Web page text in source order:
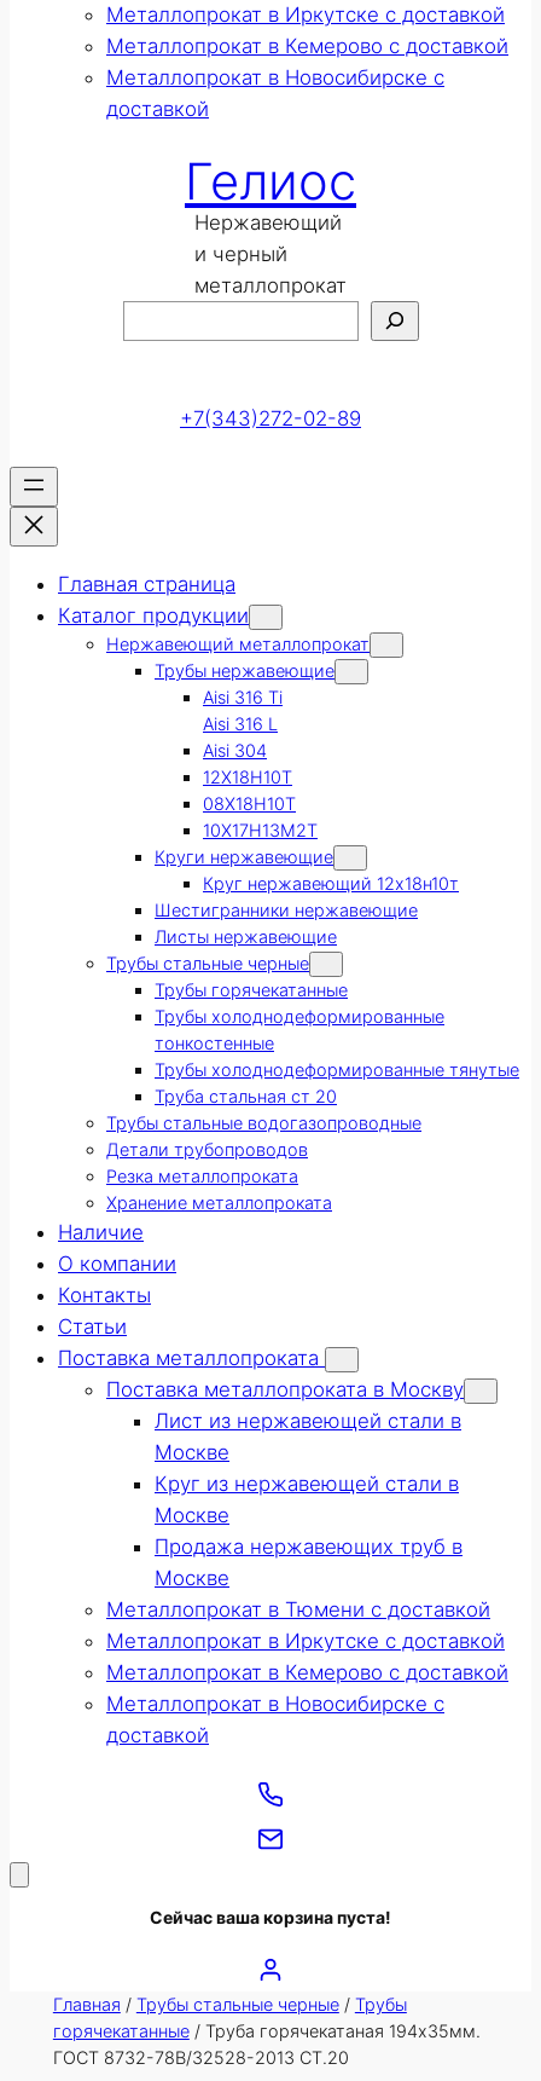
Металлопрокат в Иркутске с доставкой
Металлопрокат в Кемерово с доставкой
Металлопрокат в Новосибирске с
доставкой
Гелиос
Нержавеющий
и черный
металлопрокат
+7(343)272-02-89
Главная страница
Каталог продукции
Нержавеющий металлопрокат
Трубы нержавеющие
Aisi 316 Ti
Aisi 316 L
Aisi 304
12Х18Н10Т
08Х18Н10Т
10Х17Н13М2Т
Круги нержавеющие
Круг нержавеющий 12х18н10т
Шестигранники нержавеющие
Листы нержавеющие
Трубы стальные черные
Трубы горячекатанные
Трубы холоднодеформированные
тонкостенные
Трубы холоднодеформированные тянутые
Труба стальная ст 20
Трубы стальные водогазопроводные
Детали трубопроводов
Резка металлопроката
Хранение металлопроката
Наличие
О компании
Контакты
Статьи
Поставка металлопроката
Поставка металлопроката в Москву
Лист из нержавеющей стали в
Москве
Круг из нержавеющей стали в
Москве
Продажа нержавеющих труб в
Москве
Металлопрокат в Тюмени с доставкой
Металлопрокат в Иркутске с доставкой
Металлопрокат в Кемерово с доставкой
Металлопрокат в Новосибирске с
доставкой
Сейчас ваша корзина пуста!
Главная / Трубы стальные черные/ Трубы
горячекатанные/ Труба горячекатаная 194х35мм.
ГОСТ 8732-78В/32528-2013 СТ.20